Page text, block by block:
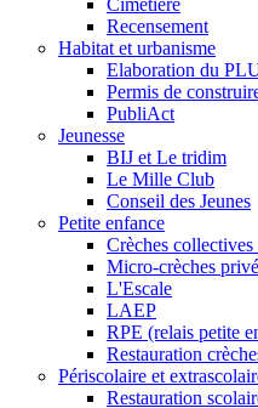
Cimetière
Recensement
Habitat et urbanisme
Elaboration du
Permis de
PubliAct
Jeunesse
BIJ et Le tridim
Le Mille Club
Conseil des Jeunes
Petite enfance
Crèches
Micro-crèches
L'Escale
LAEP
RPE (relais petite
Restauration
Périscolaire et
Restauration